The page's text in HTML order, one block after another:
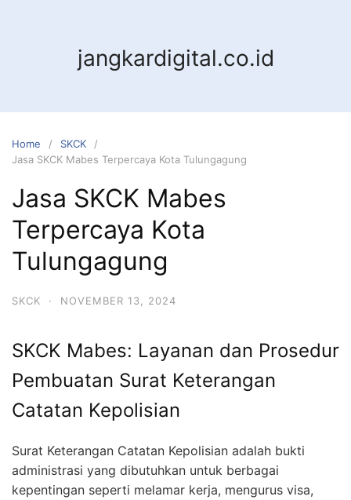
jangkardigital.co.id
Home
SKCK
Jasa SKCK Mabes Terpercaya Kota Tulungagung
Jasa SKCK Mabes
Terpercaya Kota
Tulungagung
SKCK · NOVEMBER 13, 2024
SKCK Mabes: Layanan dan Prosedur
Pembuatan Surat Keterangan
Catatan Kepolisian
Surat Keterangan Catatan Kepolisian adalah bukti
administrasi yang dibutuhkan untuk berbagai
kepentingan seperti melamar kerja, mengurus visa,